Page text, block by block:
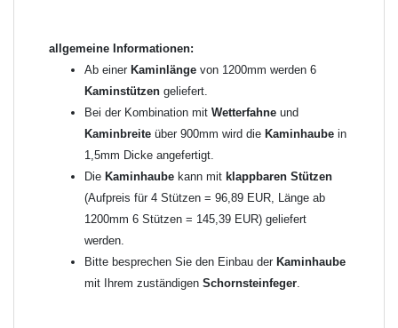
allgemeine Informationen:
Ab einer Kaminlänge von 1200mm werden 6
Kaminstützen geliefert.
Bei der Kombination mit Wetterfahne und
Kaminbreite über 900mm wird die Kaminhaube in
1,5mm Dicke angefertigt.
Die Kaminhaube kann mit klappbaren Stützen
(Aufpreis für 4 Stützen = 96,89 EUR, Länge ab
1200mm 6 Stützen = 145,39 EUR) geliefert
werden.
Bitte besprechen Sie den Einbau der Kaminhaube
mit Ihrem zuständigen Schornsteinfeger.